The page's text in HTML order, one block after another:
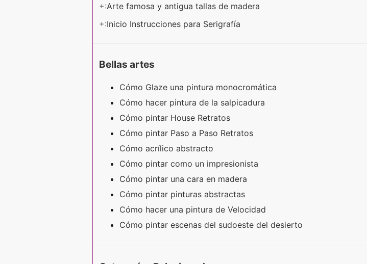
+:Arte famosa y antigua tallas de madera
+:Inicio Instrucciones para Serigrafía
Bellas artes
Cómo Glaze una pintura monocromática
Cómo hacer pintura de la salpicadura
Cómo pintar House Retratos
Cómo pintar Paso a Paso Retratos
Cómo acrílico abstracto
Cómo pintar como un impresionista
Cómo pintar una cara en madera
Cómo pintar pinturas abstractas
Cómo hacer una pintura de Velocidad
Cómo pintar escenas del sudoeste del desierto